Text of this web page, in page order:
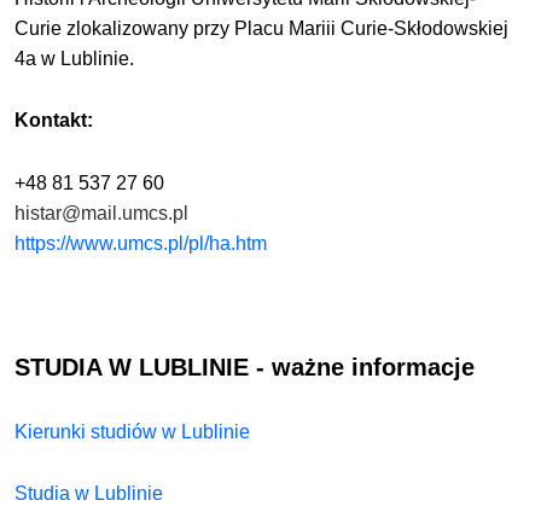
Curiezlokalizowany przy Placu Mariii Curie-Skłodowskiej
4a w Lublinie.
Kontakt:
+48 81 537 27 60
histar@mail.umcs.pl
https://www.umcs.pl/pl/ha.htm
STUDIA W LUBLINIE - ważne informacje
Kierunki studiów w Lublinie
Studia w Lublinie